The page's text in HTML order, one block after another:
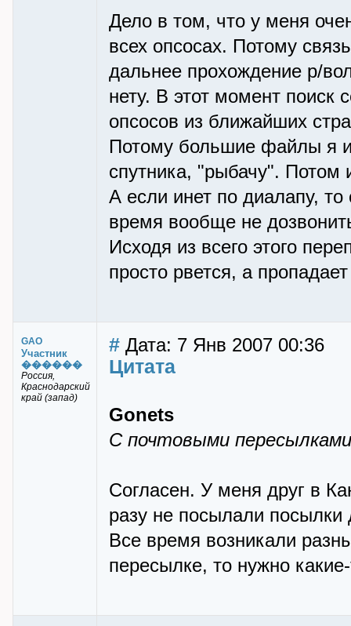
Дело в том, что у меня
всех опсосах. Потому
дальнее прохождение р/
нету. В этот момент поиск
опсосов из ближайших
Потому большие файлы я
спутника, "рыбачу". Потом
А если инет по диалапу,
время вообще не
Исходя из всего этого
просто рвется, а
GAO
Участник
������
Россия,
Краснодарский
край (запад)
# Дата: 7 Янв 2007 00:36
Цитата
Gonets
С почтовыми
Согласен. У меня друг в
разу не посылали посылки
Все время возникали
пересылке, то нужно